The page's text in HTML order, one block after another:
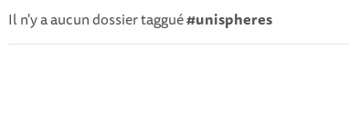
Il n'y a aucun dossier taggué#unispheres